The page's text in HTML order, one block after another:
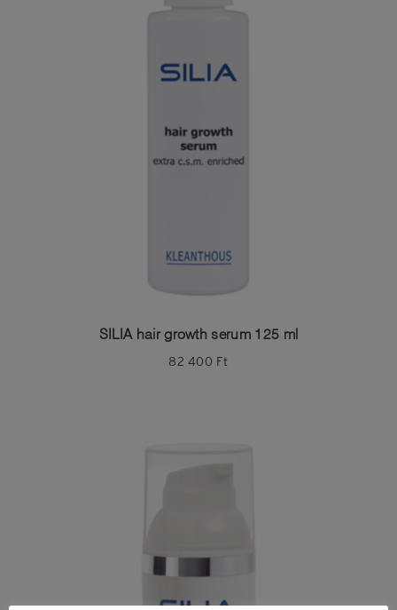
Folytatás aFacebook
SILIA hair growth serum 125 ml
82 400 Ft